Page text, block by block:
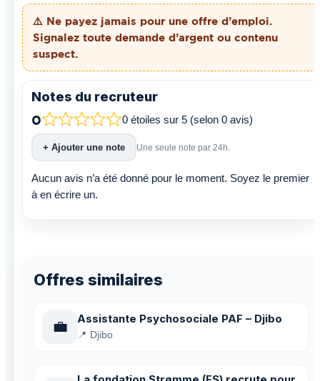
⚠️ Ne payez jamais pour une offre d’emploi.
Signalez toute demande d’argent ou contenu
suspect.
Notes du recruteur
0 0 étoiles sur 5 (selon 0 avis)
+ Ajouter une note Une seule note par 24h.
Aucun avis n’a été donné pour le moment. Soyez le premier
à en écrire un.
Offres similaires
💼 Assistante Psychosociale PAF – Djibo
📍 Djibo